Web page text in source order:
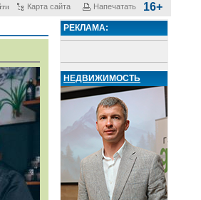
Карта сайта Напечатать 16+
РЕКЛАМА:
НЕДВИЖИМОСТЬ